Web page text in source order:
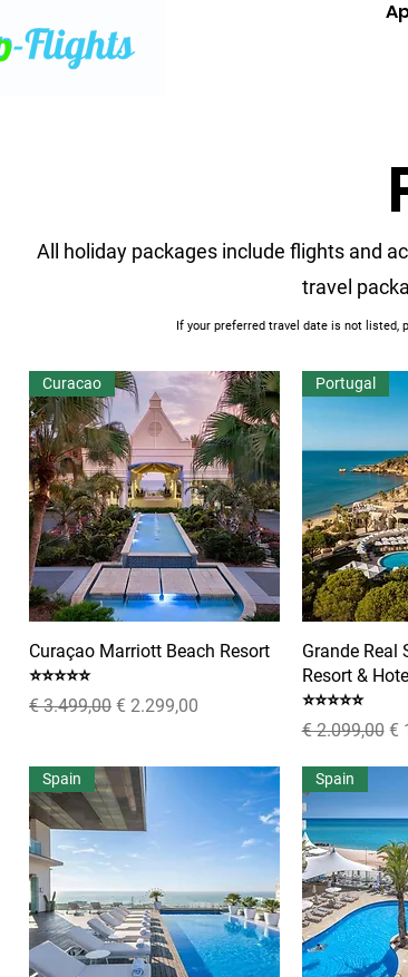
All holiday packages include flights and
travel
If your preferred travel date is not listed,
Snel overzicht
Curacao
Curaçao Marriott Beach Resort
⭐⭐⭐⭐⭐
Normale prijs
€ 3.499,00 Verkoopprijs
€ 2.299,00
Portugal
Grande Real
Resort &
⭐⭐⭐⭐⭐
Normale prijs
€ 2.099,00 €
Spain Spain